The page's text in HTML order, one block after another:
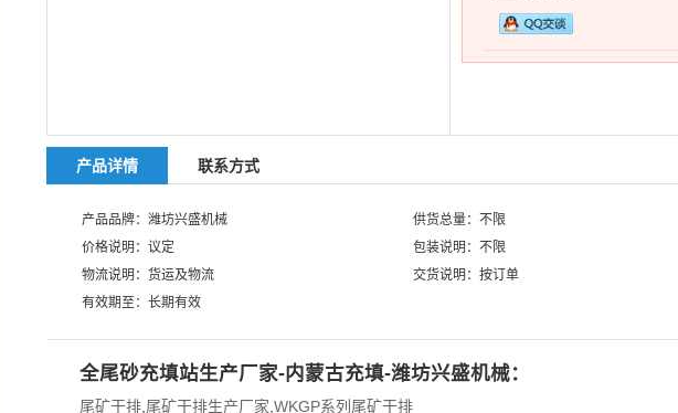
产品详情 联系方式
产品品牌：潍坊兴盛机械
供货总量：不限
价格说明：议定
包装说明：不限
物流说明：货运及物流
交货说明：按订单
有效期至：长期有效
全尾砂充填站生产厂家-内蒙古充填-潍坊兴盛机械：
尾矿干排 尾矿干排生产厂家 WKGP系列尾矿干排